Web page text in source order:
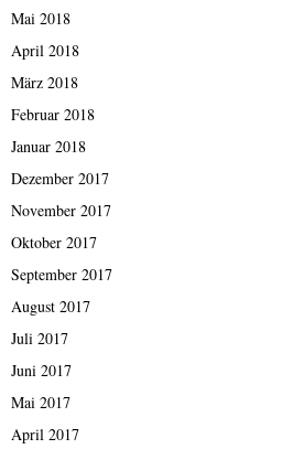
Mai 2018
April 2018
März 2018
Februar 2018
Januar 2018
Dezember 2017
November 2017
Oktober 2017
September 2017
August 2017
Juli 2017
Juni 2017
Mai 2017
April 2017